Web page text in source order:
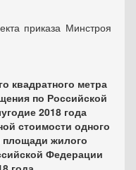
приказа Минстроя
квадратного метра
по Российской
2018 года
стоимости одного
площади жилого
Федерации